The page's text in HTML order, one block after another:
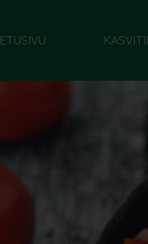
ETUSIVU